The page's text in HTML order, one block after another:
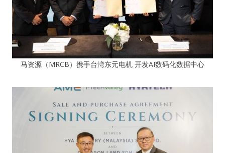
马资源（MRCB）携手台湾东元电机 开发AI数码化数据中心